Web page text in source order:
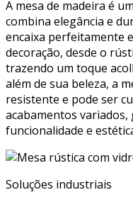
A mesa de madeira é
combina elegância e
encaixa perfeitamente
decoração, desde o
trazendo um toque
além de sua beleza, a
resistente e pode ser
acabamentos
funcionalidade e
Soluções industriais